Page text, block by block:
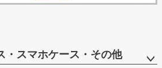
・スマホケース・その他